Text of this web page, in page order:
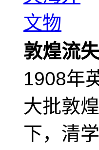
敦煌流
1908年
大批敦
下，清